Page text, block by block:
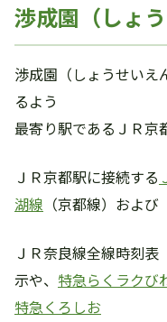
渉成園（しょ
渉成園（しょうせいえ
るよう
最寄り駅であるＪＲ京
ＪＲ京都駅に接続する
湖線 （京都線）および
ＪＲ奈良線全線時刻
示や、 特急らくラクび
特急くろしお